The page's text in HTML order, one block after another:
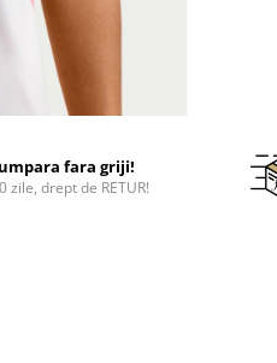
fara griji!
zile, drept de RETUR!